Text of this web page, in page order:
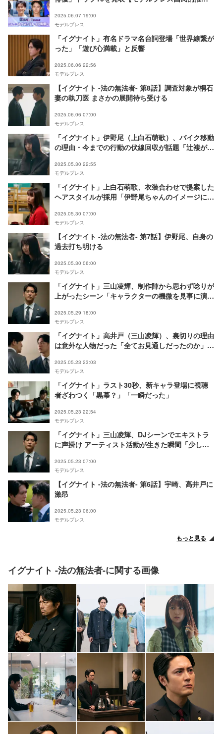
2025.06.07 19:00
モデルプレス
「イグナイト」有名ドラマ名台詞登場「世界線繋が
った」「遊び心満載」と反響
2025.06.06 22:56
モデルプレス
【イグナイト -法の無法者- 第8話】調査対象が桐石
妻の執刀医 まさかの展開待ち受ける
2025.06.06 07:00
モデルプレス
「イグナイト」伊野尾（上白石萌歌）、バイク移動
の理由・今までの行動の伏線回収が話題「辻褄が合
2025.05.30 22:55
モデルプレス
「イグナイト」上白石萌歌、衣装合わせで提案した
ヘアスタイルが採用「伊野尾ちゃんのイメージに近
2025.05.30 07:00
モデルプレス
【イグナイト -法の無法者- 第7話】伊野尾、自身の
過去打ち明ける
2025.05.30 06:00
モデルプレス
「イグナイト」三山凌輝、制作陣から思わず唸りが
上がったシーン「キャラクターの機微を見事に演じ
2025.05.29 18:00
モデルプレス
「イグナイト」高井戸（三山凌輝）、裏切りの理由
は意外な人物だった「全てお見通しだったのか」
2025.05.23 23:03
モデルプレス
「イグナイト」ラスト30秒、新キャラ登場に視聴
者ざわつく「黒幕？」「一瞬だった」
2025.05.23 22:54
モデルプレス
「イグナイト」三山凌輝、DJシーンでエキストラ
に声掛け アーティスト活動が生きた瞬間「少しリ
2025.05.23 07:00
モデルプレス
【イグナイト -法の無法者- 第6話】宇崎、高井戸に
激昂
2025.05.23 06:00
モデルプレス
もっと見る
イグナイト -法の無法者-に関する画像